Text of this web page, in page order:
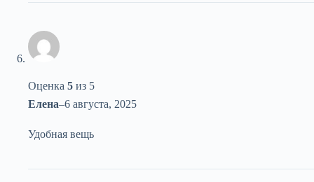
Оценка 5 из 5
Елена–6 августа, 2025
Удобная вещь